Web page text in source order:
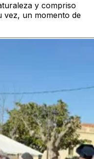
y compriso
vez, un momento de